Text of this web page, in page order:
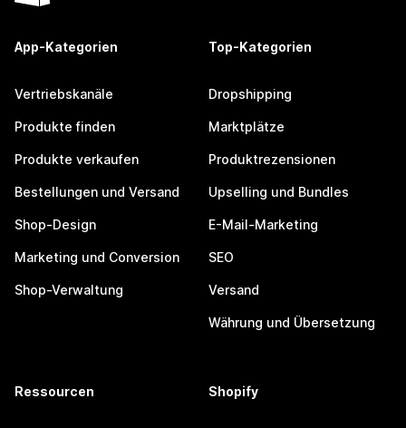
App-Kategorien
Vertriebskanäle
Produkte finden
Produkte verkaufen
Bestellungen und Versand
Shop-Design
Marketing und Conversion
Shop-Verwaltung
Top-Kategorien
Dropshipping
Marktplätze
Produktrezensionen
Upselling und Bundles
E-Mail-Marketing
SEO
Versand
Währung und Übersetzung
Ressourcen Shopify